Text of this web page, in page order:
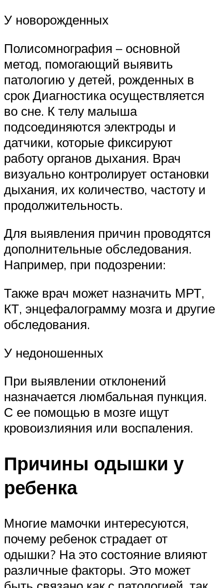
У новорожденных
Полисомнография – основной
метод, помогающий выявить
патологию у детей, рожденных в
срок Диагностика осуществляется
во сне. К телу малыша
подсоединяются электроды и
датчики, которые фиксируют
работу органов дыхания. Врач
визуально контролирует остановки
дыхания, их количество, частоту и
продолжительность.
Для выявления причин проводятся
дополнительные обследования.
Например, при подозрении:
Также врач может назначить МРТ,
КТ, энцефалограмму мозга и другие
обследования.
У недоношенных
При выявлении отклонений
назначается люмбальная пункция.
С ее помощью в мозге ищут
кровоизлияния или воспаления.
Причины одышки у
ребенка
Многие мамочки интересуются,
почему ребенок страдает от
одышки? На это состояние влияют
различные факторы. Это может